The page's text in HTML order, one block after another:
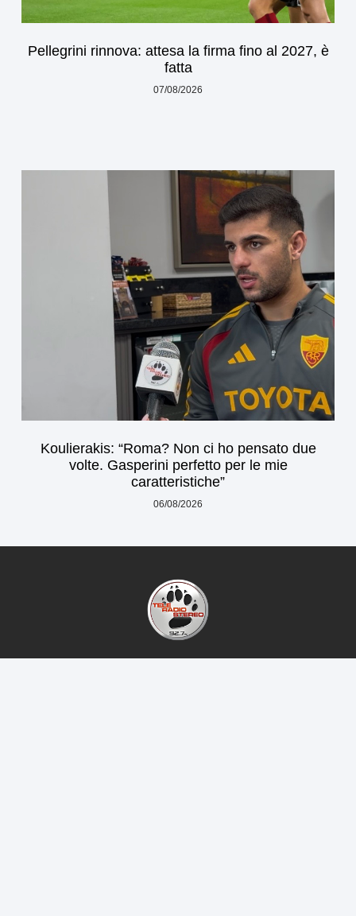
Pellegrini rinnova: attesa la firma fino al 2027, è
fatta
07/08/2026
Koulierakis: “Roma? Non ci ho pensato due
volte. Gasperini perfetto per le mie
caratteristiche”
06/08/2026